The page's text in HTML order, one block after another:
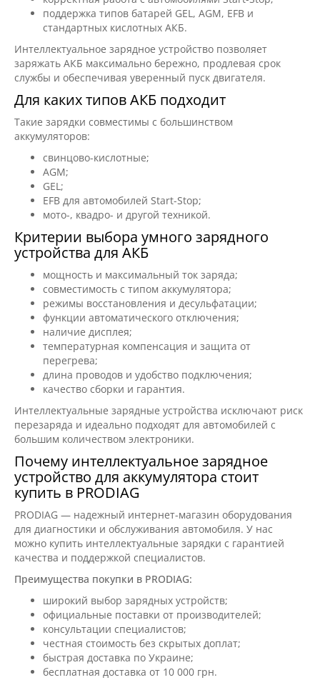
поддержка типов батарей GEL, AGM, EFB и
стандартных кислотных АКБ.
Интеллектуальное зарядное устройство позволяет
заряжать АКБ максимально бережно, продлевая срок
службы и обеспечивая уверенный пуск двигателя.
Для каких типов АКБ подходит
Такие зарядки совместимы с большинством
аккумуляторов:
свинцово-кислотные;
AGM;
GEL;
EFB для автомобилей Start-Stop;
мото-, квадро- и другой техникой.
Критерии выбора умного зарядного
устройства для АКБ
мощность и максимальный ток заряда;
совместимость с типом аккумулятора;
режимы восстановления и десульфатации;
функции автоматического отключения;
наличие дисплея;
температурная компенсация и защита от
перегрева;
длина проводов и удобство подключения;
качество сборки и гарантия.
Интеллектуальные зарядные устройства исключают риск
перезаряда и идеально подходят для автомобилей с
большим количеством электроники.
Почему интеллектуальное зарядное
устройство для аккумулятора стоит
купить в PRODIAG
PRODIAG — надежный интернет-магазин оборудования
для диагностики и обслуживания автомобиля. У нас
можно купить интеллектуальные зарядки с гарантией
качества и поддержкой специалистов.
Преимущества покупки в PRODIAG:
широкий выбор зарядных устройств;
официальные поставки от производителей;
консультации специалистов;
честная стоимость без скрытых доплат;
быстрая доставка по Украине;
бесплатная доставка от 10 000 грн.